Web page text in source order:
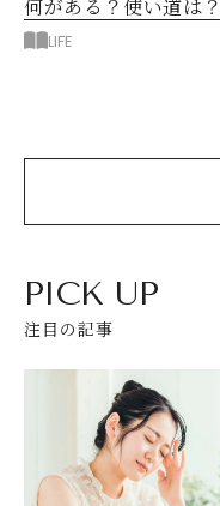
何がある？使い道は？
LIFE
PICK UP
注目の記事